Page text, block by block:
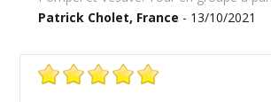
Patrick Cholet, France - 13/10/2021